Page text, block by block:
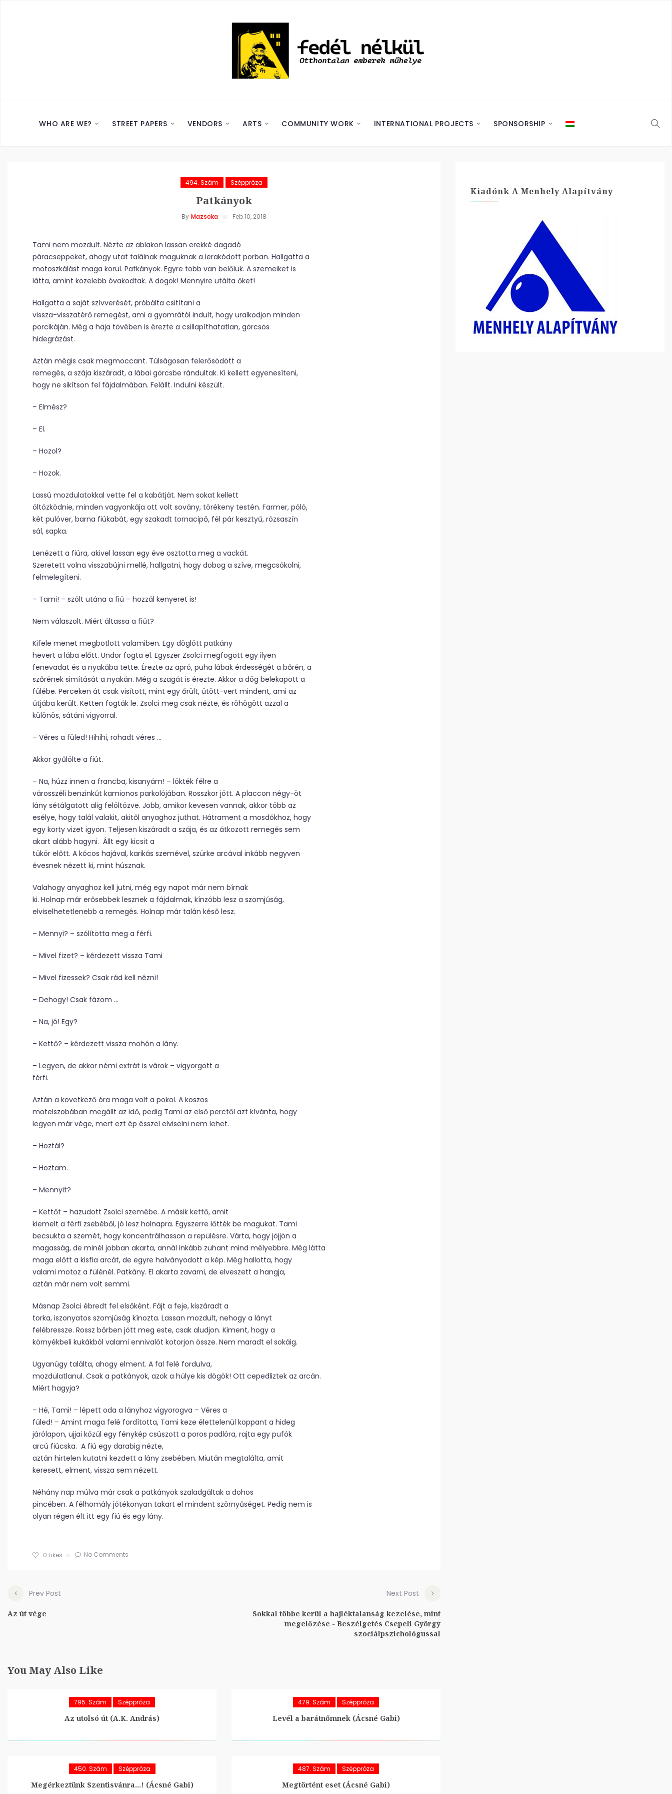
WHO ARE WE? STREET PAPERS VENDORS ARTS COMMUNITY WORK INTERNATIONAL PROJECTS SPONSORSHIP
494. Szám Széppróza
Patkányok
By Mazsoka Feb 10, 2018
Tami nem mozdult. Nézte az ablakon lassan erekké dagadó
páracseppeket, ahogy utat találnak maguknak a lerakódott porban. Hallgatta a
motoszkálást maga körül. Patkányok. Egyre több van belőlük. A szemeiket is
látta, amint közelebb óvakodtak. A dögök! Mennyire utálta őket!
Hallgatta a saját szívverését, próbálta csitítani a
vissza-visszatérő remegést, ami a gyomrától indult, hogy uralkodjon minden
porcikáján. Még a haja tövében is érezte a csillapíthatatlan, görcsös
hidegrázást.
Aztán mégis csak megmoccant. Túlságosan felerősödött a
remegés, a szája kiszáradt, a lábai görcsbe rándultak. Ki kellett egyenesíteni,
hogy ne sikítson fel fájdalmában. Felállt. Indulni készült.
– Elmész?
– El.
– Hozol?
– Hozok.
Lassú mozdulatokkal vette fel a kabátját. Nem sokat kellett
öltözködnie, minden vagyonkája ott volt sovány, törékeny testén. Farmer, póló,
két pulóver, barna fiúkabát, egy szakadt tornacipő, fél pár kesztyű, rózsaszín
sál, sapka.
Lenézett a fiúra, akivel lassan egy éve osztotta meg a vackát.
Szeretett volna visszabújni mellé, hallgatni, hogy dobog a szíve, megcsókolni,
felmelegíteni.
– Tami! – szólt utána a fiú – hozzál kenyeret is!
Nem válaszolt. Miért áltassa a fiút?
Kifele menet megbotlott valamiben. Egy döglött patkány
hevert a lába előtt. Undor fogta el. Egyszer Zsolci megfogott egy ilyen
fenevadat és a nyakába tette. Érezte az apró, puha lábak érdességét a bőrén, a
szőrének simítását a nyakán. Még a szagát is érezte. Akkor a dög belekapott a
fülébe. Perceken át csak visított, mint egy őrült, ütött-vert mindent, ami az
útjába került. Ketten fogták le. Zsolci meg csak nézte, és röhögött azzal a
különös, sátáni vigyorral.
– Véres a füled! Hihihi, rohadt véres …
Akkor gyűlölte a fiút.
– Na, húzz innen a francba, kisanyám! – lökték félre a
városszéli benzinkút kamionos parkolójában. Rosszkor jött. A placcon négy-öt
lány sétálgatott alig felöltözve. Jobb, amikor kevesen vannak, akkor több az
esélye, hogy talál valakit, akitől anyaghoz juthat. Hátrament a mosdókhoz, hogy
egy korty vizet igyon. Teljesen kiszáradt a szája, és az átkozott remegés sem
akart alább hagyni. Állt egy kicsit a
tükör előtt. A kócos hajával, karikás szemével, szürke arcával inkább negyven
évesnek nézett ki, mint húsznak.
Valahogy anyaghoz kell jutni, még egy napot már nem bírnak
ki. Holnap már erősebbek lesznek a fájdalmak, kínzóbb lesz a szomjúság,
elviselhetetlenebb a remegés. Holnap már talán késő lesz.
– Mennyi? – szólította meg a férfi.
– Mivel fizet? – kérdezett vissza Tami
– Mivel fizessek? Csak rád kell nézni!
– Dehogy! Csak fázom …
– Na, jó! Egy?
– Kettő? – kérdezett vissza mohón a lány.
– Legyen, de akkor némi extrát is várok – vigyorgott a
férfi.
Aztán a következő óra maga volt a pokol. A koszos
motelszobában megállt az idő, pedig Tami az első perctől azt kívánta, hogy
legyen már vége, mert ezt ép ésszel elviselni nem lehet.
– Hoztál?
– Hoztam.
– Mennyit?
– Kettőt – hazudott Zsolci szemébe. A másik kettő, amit
kiemelt a férfi zsebéből, jó lesz holnapra. Egyszerre lőtték be magukat. Tami
becsukta a szemét, hogy koncentrálhasson a repülésre. Várta, hogy jöjjön a
magasság, de minél jobban akarta, annál inkább zuhant mind mélyebbre. Még látta
maga előtt a kisfia arcát, de egyre halványodott a kép. Még hallotta, hogy
valami motoz a fülénél. Patkány. El akarta zavarni, de elveszett a hangja,
aztán már nem volt semmi.
Másnap Zsolci ébredt fel elsőként. Fájt a feje, kiszáradt a
torka, iszonyatos szomjúság kínozta. Lassan mozdult, nehogy a lányt
felébressze. Rossz bőrben jött meg este, csak aludjon. Kiment, hogy a
környékbeli kukákból valami ennivalót kotorjon össze. Nem maradt el sokáig.
Ugyanúgy találta, ahogy elment. A fal felé fordulva,
mozdulatlanul. Csak a patkányok, azok a hülye kis dögök! Ott cepedliztek az arcán.
Miért hagyja?
– Hé, Tami! – lépett oda a lányhoz vigyorogva – Véres a
füled! – Amint maga felé fordította, Tami keze élettelenül koppant a hideg
járólapon, ujjai közül egy fénykép csúszott a poros padlóra, rajta egy pufók
arcú fiúcska. A fiú egy darabig nézte,
aztán hirtelen kutatni kezdett a lány zsebében. Miután megtalálta, amit
keresett, elment, vissza sem nézett.
Néhány nap múlva már csak a patkányok szaladgáltak a dohos
pincében. A félhomály jótékonyan takart el mindent szörnyűséget. Pedig nem is
olyan régen élt itt egy fiú és egy lány.
0 Likes No Comments
Prev Post
Az út vége
Next Post
Sokkal többe kerül a hajléktalanság kezelése, mint
megelőzése - Beszélgetés Csepeli György
szociálpszichológussal
You May Also Like
795. Szám Széppróza
Az utolsó út (A.K. András)
479. Szám Széppróza
Levél a barátnőmnek (Ácsné Gabi)
450. Szám Széppróza
Megérkeztünk Szentisvánra…! (Ácsné Gabi)
487. Szám Széppróza
Megtörtént eset (Ácsné Gabi)
Kiadónk A Menhely Alapítvány